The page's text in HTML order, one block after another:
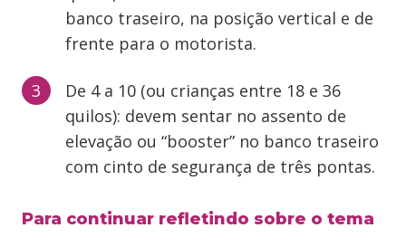
banco traseiro, na posição vertical e de
frente para o motorista.
De 4 a 10 (ou crianças entre 18 e 36
quilos): devem sentar no assento de
elevação ou “booster” no banco traseiro
com cinto de segurança de três pontas.
Para continuar refletindo sobre o tema